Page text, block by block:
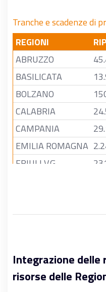
Tranche e scadenze di
REGIONI
ABRUZZO
BASILICATA
BOLZANO
CALABRIA
CAMPANIA
EMILIA ROMAGNA
FRIULI V.G.
LOMBARDIA
PIEMONTE
PUGLIA
Integrazione delle
risorse delle